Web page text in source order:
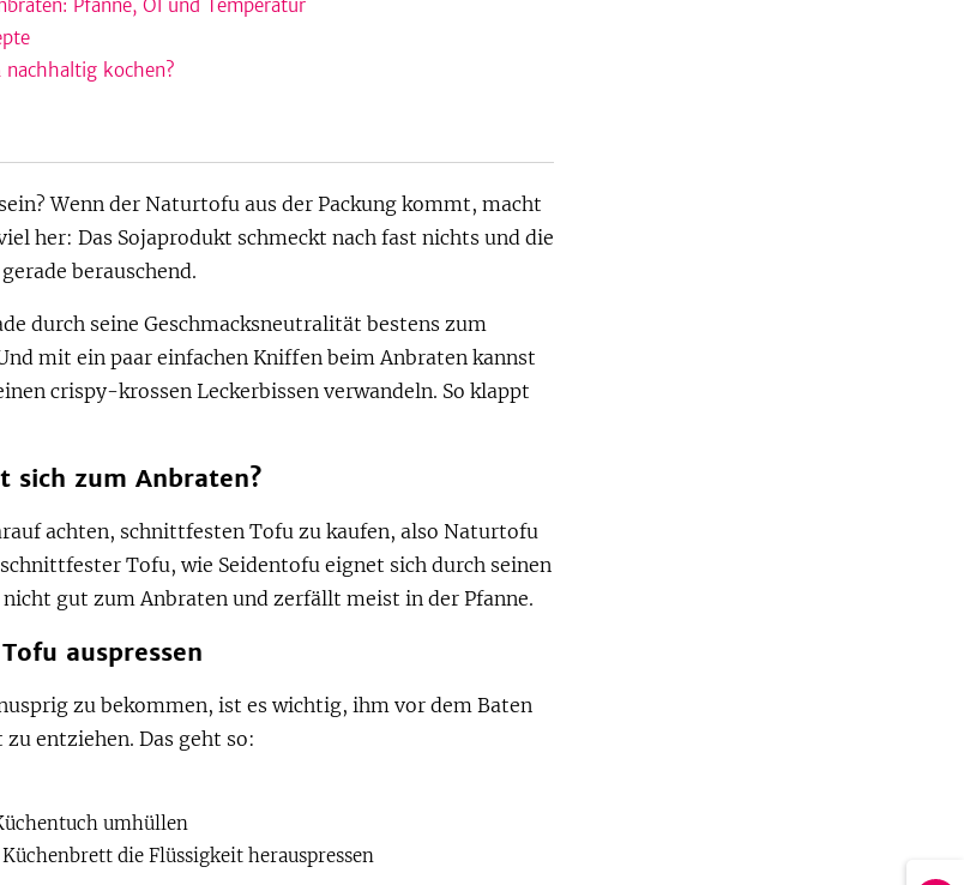
Pfanne, Öl und Temperatur
kochen?
Wenn der Naturtofu aus der Packung kommt, macht
her: Das Sojaprodukt schmeckt nach fast nichts und die
berauschend.
durch seine Geschmacksneutralität bestens zum
mit ein paar einfachen Kniffen beim Anbraten kannst
crispy-krossen Leckerbissen verwandeln. So klappt
sich zum Anbraten?
achten, schnittfesten Tofu zu kaufen, also Naturtofu
Tofu, wie Seidentofu eignet sich durch seinen
gut zum Anbraten und zerfällt meist in der Pfanne.
auspressen
zu bekommen, ist es wichtig, ihm vor dem Baten
entziehen. Das geht so:
umhüllen
die Flüssigkeit herauspressen